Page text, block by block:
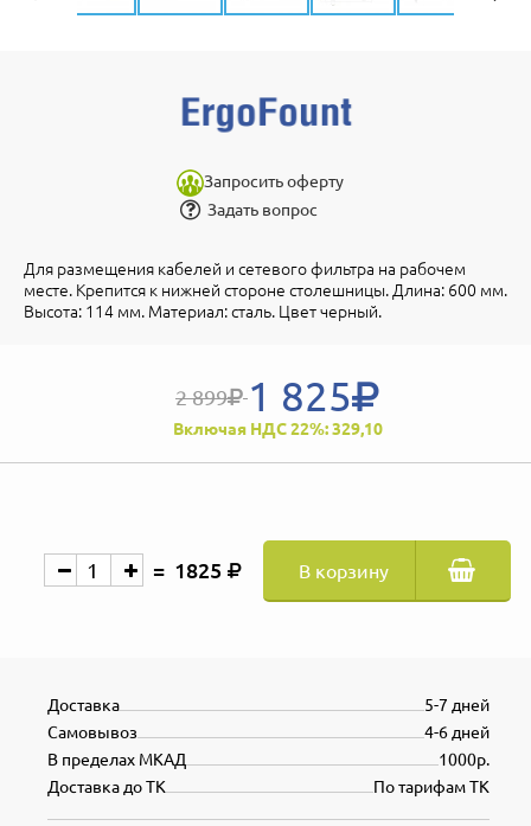
Запросить оферту
Задать вопрос
Для размещения кабелей и сетевого фильтра на рабочем
месте. Крепится к нижней стороне столешницы. Длина: 600 мм.
Высота: 114 мм. Материал: сталь. Цвет черный.
2 899 1 825
Включая НДС 22%: 329,10
1825 В корзину
5-7 дней
Доставка
4-6 дней
Самовывоз
1000р.
В пределах МКАД
По тарифам ТК
Доставка до ТК